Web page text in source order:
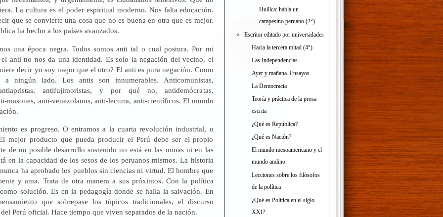
La cultura es el poder espiritual moderno. Nos falta educación.
que se convierte una cosa que no es buena en otra que es mejor.
ha hecho a los países avanzados.
una época negra. Todos somos anti tal o cual postura. Por mi
el anti no nos da una identidad. Es solo la negación del vecino, el
decir yo soy mejor que el otro? El anti es pura negación. Como
ningún lado. Los antis son innumerables. Anticomunistas,
antifujimoristas, y por qué no, antidemócratas,
masones, anti-venezolanos, anti-lectura, anti-científicos. El mundo
es progreso. O entramos a la cuarta revolución industrial, o
El mejor producto que pueda producir el Perú debe ser el propio
de un posible desarrollo sostenido no está en las minas ni en las
en la capacidad de los sesos de los peruanos mismos. La historia
ha aprobado los pueblos sin ciencias ni virtud. El hombre que
y ama. Trata de otra manera a sus próximos. Con la política
solución. Es en la pedagogía donde se halla la salvación. En
que sobrepase los tópicos tradicionales, el discurso
Perú oficial. Hace tiempo que viven separados de la nación.
Huillca: habla un
campesino peruano (2°)
Escritor editado por universidades
Hacia la tercera mitad (4°)
Las Independencias
Ayer y mañana. Ensayos
La Democracia
Teoría y práctica de la prosa
escrita
¿Qué es República?
¿Qué es Nación?
El mundo mesoamericano y el
mundo andino
Lecciones sobre los filósofos
de la política
¿Qué es Política en el siglo
XXI?